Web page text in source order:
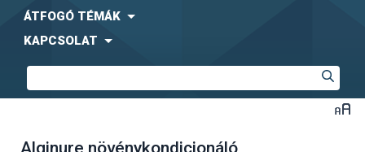
ÁTFOGÓ TÉMÁK
KAPCSOLAT